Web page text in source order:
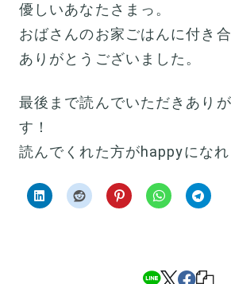
優しいあなたさまっ。
おばさんのお家ごはんに付き合
ありがとうございました。
最後まで読んでいただきあり
す！
読んでくれた方がhappyにな